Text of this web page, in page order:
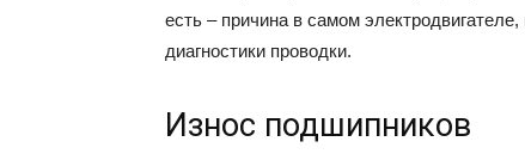
есть – причина в самом
диагностики проводки.
Износ подшипников